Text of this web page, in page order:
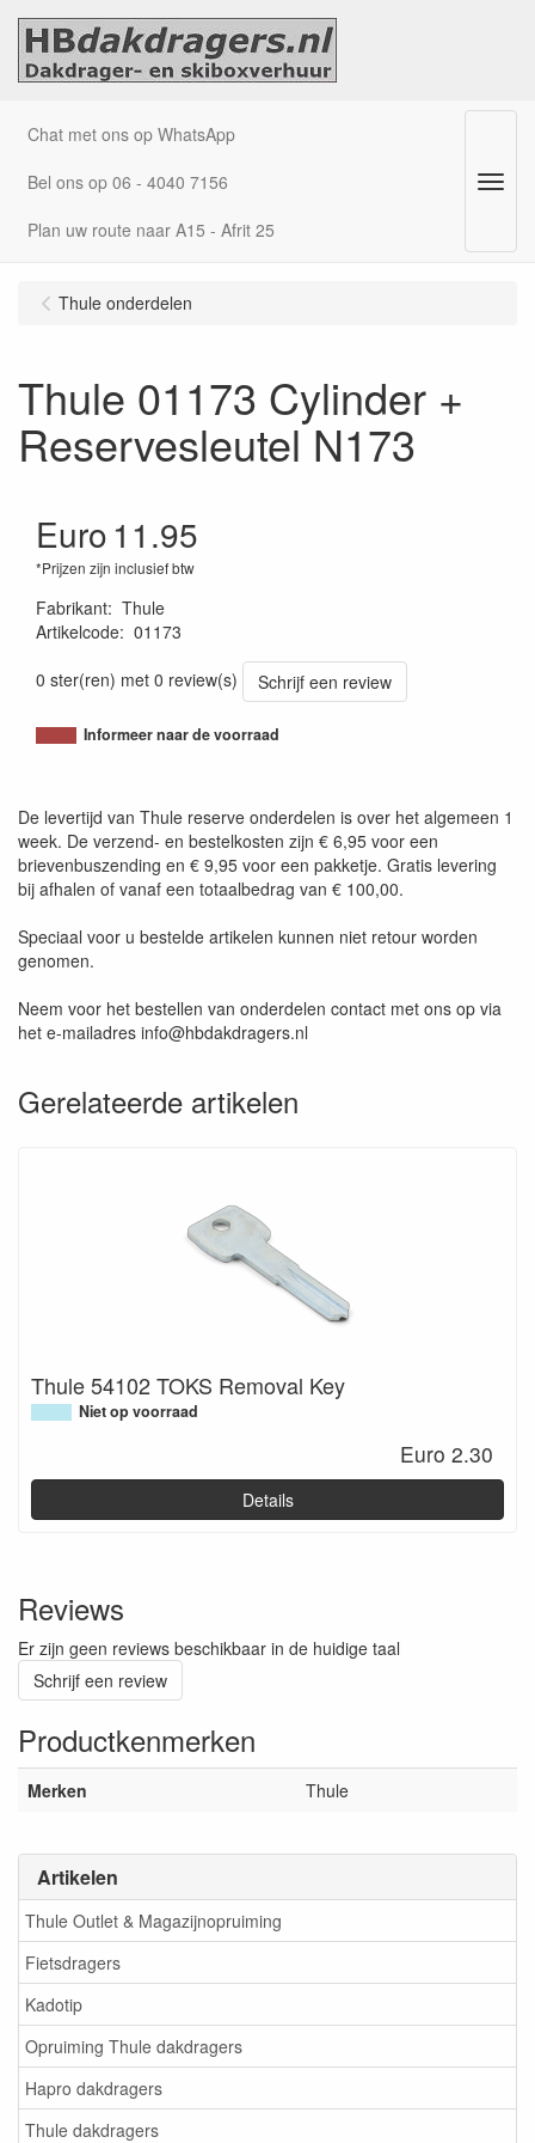
Chat met ons op WhatsApp
Bel ons op 06 - 4040 7156
Plan uw route naar A15 - Afrit 25
Menu
Artikelen
Thule Outlet & Magazijnopruiming
Fietsdragers
Kadotip
Opruiming Thule dakdragers
Hapro dakdragers
Thule dakdragers
Thule onderdelen
Thule 01173 Cylinder +
Reservesleutel N173
Euro11.95
*Prijzen zijn inclusief btw
Fabrikant: Thule
Artikelcode: 01173
0 ster(ren) met 0 review(s)
Schrijf een review
Informeer naar de voorraad
De levertijd van Thule reserve onderdelen is over het algemeen 1
week. De verzend- en bestelkosten zijn € 6,95 voor een
brievenbuszending en € 9,95 voor een pakketje. Gratis levering
bij afhalen of vanaf een totaalbedrag van € 100,00.
Speciaal voor u bestelde artikelen kunnen niet retour worden
genomen.
Neem voor het bestellen van onderdelen contact met ons op via
het e-mailadres info@hbdakdragers.nl
Gerelateerde artikelen
Thule 54102 TOKS Removal Key
Niet op voorraad
Euro 2.30
Details
Reviews
Er zijn geen reviews beschikbaar in de huidige taal
Schrijf een review
Productkenmerken
Merken Thule